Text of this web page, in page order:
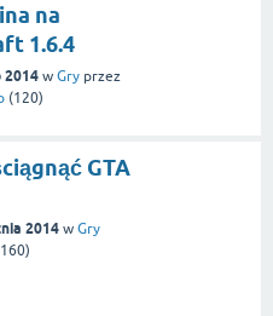
na
1.6.4
2014 w Gry przez
(120)
GTA
2014 w Gry
160)